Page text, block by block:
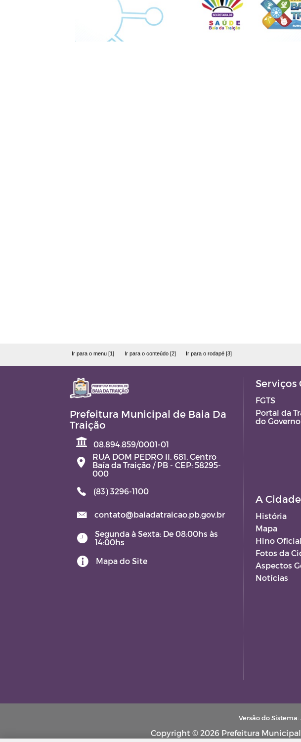
Ir para o menu [1] Ir para o conteúdo [2] Ir para o rodapé [3]
Prefeitura Municipal de Baia Da
Traição
08.894.859/0001-01
RUA DOM PEDRO II, 681, Centro
Baía da Traição / PB - CEP: 58295-
000
(83) 3296-1100
contato@baiadatraicao.pb.gov.br
Segunda à Sexta: De 08:00hs às
14:00hs
Mapa do Site
Serviços
FGTS
Portal da
do
A Cidade
História
Mapa
Hino Oficial
Fotos da
Aspectos
Notícias
Versão do Sistema:
Copyright © 2026 Prefeitura Municipal